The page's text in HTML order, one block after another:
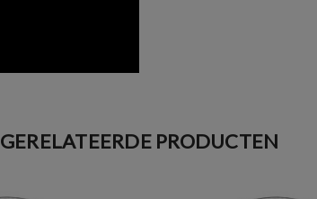
GERELATEERDE PRODUCTEN